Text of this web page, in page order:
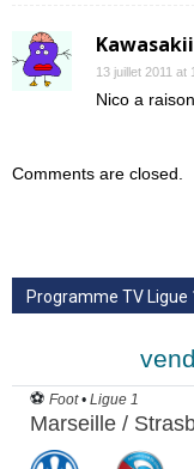
Kawasakii
13 juillet 2011 at
Nico a
Comments are closed.
Programme TV Ligue